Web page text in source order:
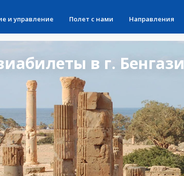
и управление Полет с нами Направления
в г. Бенгази